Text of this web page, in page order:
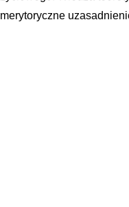
merytoryczne